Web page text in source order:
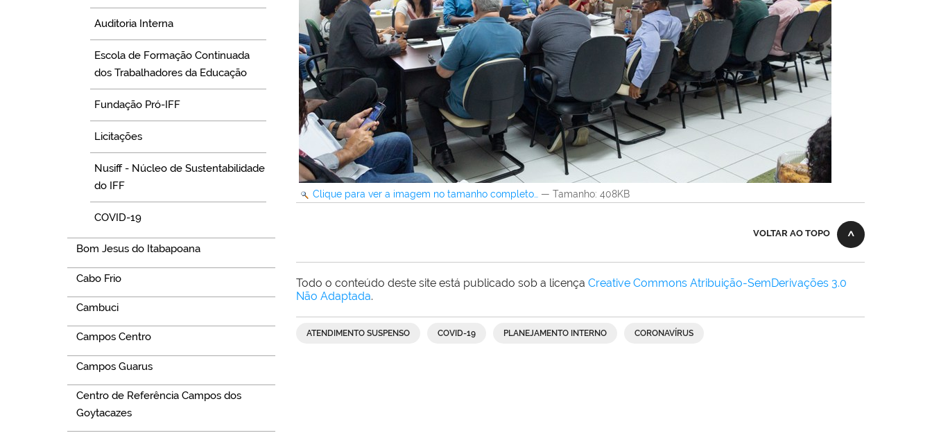
Auditoria Interna
Escola de Formação Continuada
dos Trabalhadores da Educação
Fundação Pró-IFF
Licitações
Nusiff - Núcleo de Sustentabilidade
do IFF
COVID-19
Bom Jesus do Itabapoana
Cabo Frio
Cambuci
Campos Centro
Campos Guarus
Centro de Referência Campos dos
Goytacazes
Clique para ver a imagem no tamanho completo… — Tamanho: 408KB
VOLTAR AO TOPO
Todo o conteúdo deste site está publicado sob a licença Creative Commons Atribuição-SemDerivações 3.0
Não Adaptada.
ATENDIMENTO SUSPENSO COVID-19 PLANEJAMENTO INTERNO CORONAVÍRUS